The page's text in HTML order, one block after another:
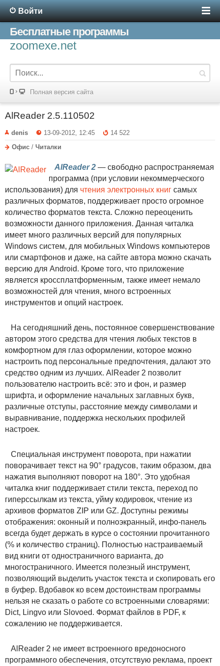
Войти
Бесплатные программы
zoomexe.net
Полная версия сайта
AlReader 2.5.110502
denis 13-09-2012, 12:45
14 522
Офис / Читалки
AlReader 2 — свободно распространяемая
программа (при условии некоммерческого
использования) для чтения электронных книг самых
различных форматов, поддерживает просто огромное
количество форматов текста. Сложно переоценить
возможности данного приложения. Данная читалка
имеет много различных версий для популярных
Windows систем, для мобильных Windows компьютеров
или смартфонов и даже, на сайте автора можно скачать
версию для Android. Кроме того, что приложение
является кроссплатформенным, также имеет немало
возможностей для чтения, много встроенных
инструментов и опций настроек.
На сегодняшний день, постоянное совершенствование
автором этого средства для чтения любых текстов в
комфортном для глаз оформлении, которое можно
настроить под персональные предпочтения, далают это
средство одним из лучших. AlReader 2 позволит
пользователю настроить всё: это и фон, и размер
шрифта, и оформление начальных заглавных букв,
различные отступы, расстояние между символами и
выравнивание, поддержка нескольких профилей
настроек.
Специальная инструмент поворота, при нажатии
поворачивает текст на 90° градусов, таким образом, два
нажатия выполняют поворот на 180°. Это удобная
читалка книг поддерживает стили текста, переход по
гиперссылкам из текста, уйму кодировок, чтение из
архивов форматов ZIP или GZ. Доступны режимы
отображения: оконный и полноэкранный, инфо-панель
всегда будет держать в курсе о состоянии прочитанного
(% и количество страниц). Полностью настраиваемый
вид книги от одностраничного варианта, до
многостраничного. Имеется полезный инструмент,
позволяющий выделить участок текста и скопировать его
в буфер. Вдобавок ко всем достоинствам программы
нельзя не сказать о работе со встроенными словарями:
Dict, Lingvo или Slovoed. Формат файлов в PDF, к
сожалению не поддерживается.
AlReader 2 не имеет встроенного вредоносного
программного обеспечения, отсутствую реклама, проект